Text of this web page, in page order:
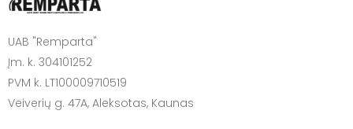
UAB "Remparta"
Įm. k. 304101252
PVM k. LT100009710519
Veiverių g. 47A, Aleksotas, Kaunas